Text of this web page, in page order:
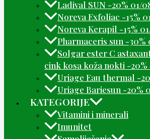
Ladival SUN -20% 01/
Noreva Exfoliac -15%
Noreva Kerapil -15%
Pharmaceris sun -30%
Solgar ester C
cink kosa koža nokti -20%
Uriage Eau thermal -
Uriage Bariesun -20%
KATEGORIJE
Vitamini i minerali
Imunitet